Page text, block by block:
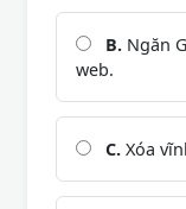
B. Ngăn
web.
C. Xóa